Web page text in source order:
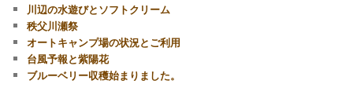
川辺の水遊びとソフトクリーム
秩父川瀬祭
オートキャンプ場の状況とご利用
台風予報と紫陽花
ブルーベリー収穫始まりました。